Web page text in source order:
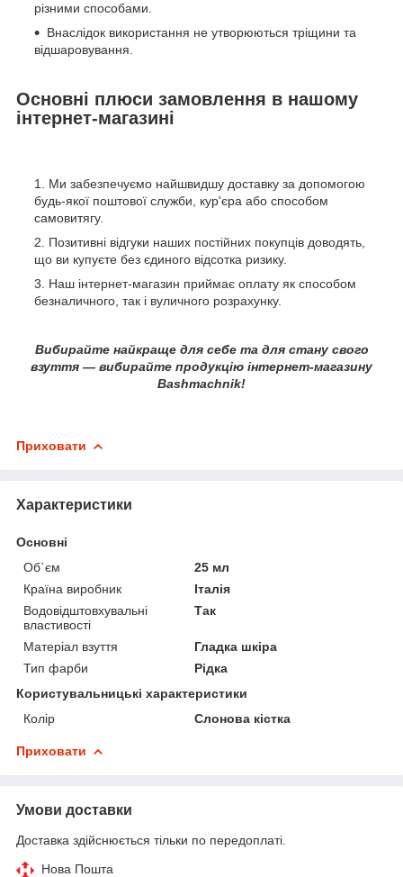
різними способами.
Внаслідок використання не утворюються тріщини та
відшаровування.
Основні плюси замовлення в нашому
інтернет-магазині
Ми забезпечуємо найшвидшу доставку за допомогою
будь-якої поштової служби, кур'єра або способом
самовитягу.
Позитивні відгуки наших постійних покупців доводять,
що ви купуєте без єдиного відсотка ризику.
Наш інтернет-магазин приймає оплату як способом
безналичного, так і вуличного розрахунку.
Вибирайте найкраще для себе та для стану свого
взуття — вибирайте продукцію інтернет-магазину
Bashmachnik!
Приховати
Характеристики
Основні
Об`єм
25 мл
Країна виробник
Італія
Водовідштовхувальні
властивості
Так
Матеріал взуття
Гладка шкіра
Тип фарби
Рідка
Користувальницькі характеристики
Колір
Слонова кістка
Приховати
Умови доставки
Доставка здійснюється тільки по передоплаті.
Нова Пошта